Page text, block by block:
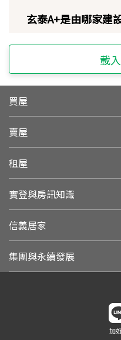
玄泰A+是由哪家建
載
買屋
賣屋
租屋
實登與房訊知識
信義居家
集團與永續發展
加